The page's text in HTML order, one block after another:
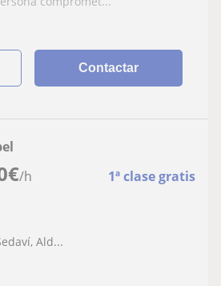
Contactar
€/h 1ª clase gratis
Ald...